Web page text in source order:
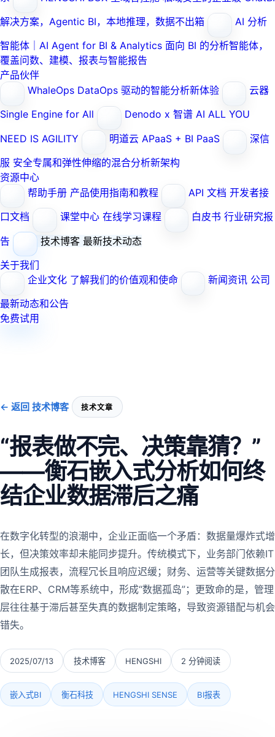
解决方案，Agentic BI，本地推理，数据不出箱
AI 分析
智能体｜AI Agent for BI & Analytics 面向 BI 的分析智能体，
覆盖问数、建模、报表与智能报告
产品伙伴
WhaleOps DataOps 驱动的智能分析新体验
云器
Single Engine for All
Denodo x 智谱 AI ALL YOU
NEED IS AGILITY
明道云 APaaS + BI PaaS
深信
服 安全专属和弹性伸缩的混合分析新架构
资源中心
帮助手册 产品使用指南和教程 API 文档 开发者接
口文档
课堂中心 在线学习课程 白皮书 行业研究报
告
技术博客 最新技术动态
关于我们
企业文化 了解我们的价值观和使命 新闻资讯 公司
最新动态和公告
免费试用
← 返回 技术博客 技术文章
“报表做不完、决策靠猜？”
——衡石嵌入式分析如何终
结企业数据滞后之痛
在数字化转型的浪潮中，企业正面临一个矛盾：数据量爆炸式增
长，但决策效率却未能同步提升。传统模式下，业务部门依赖IT
团队生成报表，流程冗长且响应迟缓；财务、运营等关键数据分
散在ERP、CRM等系统中，形成“数据孤岛”；更致命的是，管理
层往往基于滞后甚至失真的数据制定策略，导致资源错配与机会
错失。
2025/07/13 技术博客 HENGSHI 2 分钟阅读
嵌入式BI 衡石科技 HENGSHI SENSE BI报表